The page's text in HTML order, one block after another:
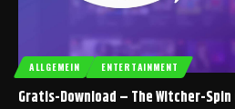
ALLGEMEIN ENTERTAINMENT
Gratis-Download – The Witcher-